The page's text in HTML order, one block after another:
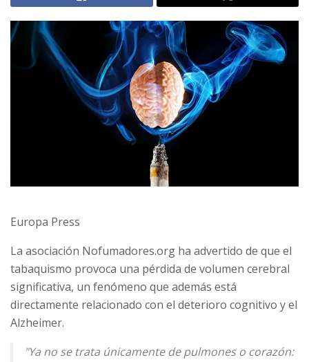
Europa Press
La asociación Nofumadores.org ha advertido de que el
tabaquismo provoca una pérdida de volumen cerebral
significativa, un fenómeno que además está
directamente relacionado con el deterioro cognitivo y el
Alzheimer.
"Ya no se trata únicamente de pulmones o corazón: